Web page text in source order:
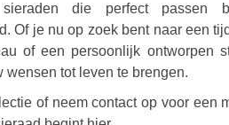
die perfect
Of je nu op zoek bent naar een
of een persoonlijk ontworpen
wensen tot leven te brengen.
of neem contact op voor een